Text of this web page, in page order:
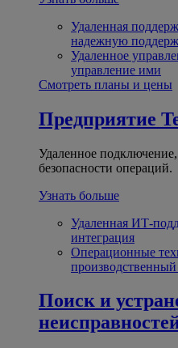
Удаленная
надежную
Удаленное
управление ими
Смотреть планы и цены
Предприятие
Удаленное подключение,
безопасности операций.
Узнать больше
Удаленная ИТ-
интеграция
Операционные
производственный
Поиск и